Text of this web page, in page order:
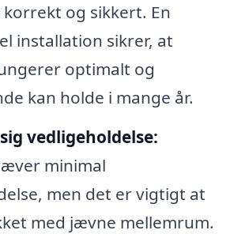
og sikkert. En
installation sikrer, at
optimalt og
kan holde i mange år.
vedligeholdelse:
minimal
men det er vigtigt at
med jævne mellemrum.